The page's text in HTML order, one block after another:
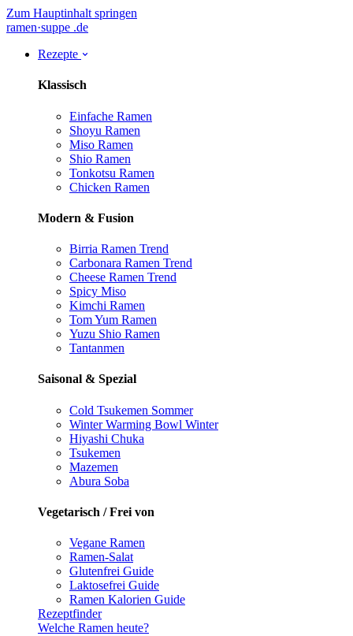
Zum Hauptinhalt springen
ramen·suppe .de
Rezepte
Klassisch
Einfache Ramen
Shoyu Ramen
Miso Ramen
Shio Ramen
Tonkotsu Ramen
Chicken Ramen
Modern & Fusion
Birria Ramen Trend
Carbonara Ramen Trend
Cheese Ramen Trend
Spicy Miso
Kimchi Ramen
Tom Yum Ramen
Yuzu Shio Ramen
Tantanmen
Saisonal & Spezial
Cold Tsukemen Sommer
Winter Warming Bowl Winter
Hiyashi Chuka
Tsukemen
Mazemen
Abura Soba
Vegetarisch / Frei von
Vegane Ramen
Ramen-Salat
Glutenfrei Guide
Laktosefrei Guide
Ramen Kalorien Guide
Rezeptfinder
Welche Ramen heute?